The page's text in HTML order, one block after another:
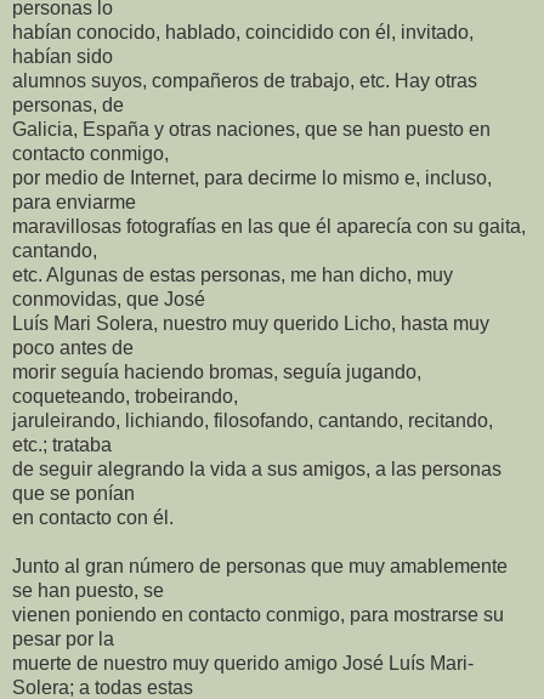
personas lo
habían conocido, hablado, coincidido con él, invitado,
habían sido
alumnos suyos, compañeros de trabajo, etc. Hay otras
personas, de
Galicia, España y otras naciones, que se han puesto en
contacto conmigo,
por medio de Internet, para decirme lo mismo e, incluso,
para enviarme
maravillosas fotografías en las que él aparecía con su gaita,
cantando,
etc. Algunas de estas personas, me han dicho, muy
conmovidas, que José
Luís Mari Solera, nuestro muy querido Licho, hasta muy
poco antes de
morir seguía haciendo bromas, seguía jugando,
coqueteando, trobeirando,
jaruleirando, lichiando, filosofando, cantando, recitando,
etc.; trataba
de seguir alegrando la vida a sus amigos, a las personas
que se ponían
en contacto con él.
Junto al gran número de personas que muy amablemente
se han puesto, se
vienen poniendo en contacto conmigo, para mostrarse su
pesar por la
muerte de nuestro muy querido amigo José Luís Mari-
Solera; a todas estas